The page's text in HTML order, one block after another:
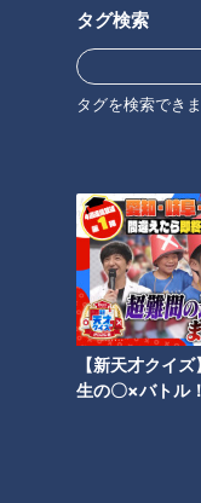
タグ検索
タグを検索でき
【新天才クイ
生の〇×バトル！
https://lin.ee/25iffnNj
-----------
撮影しているもので
はありません。但し
制作しています。
https://hicbc.com/